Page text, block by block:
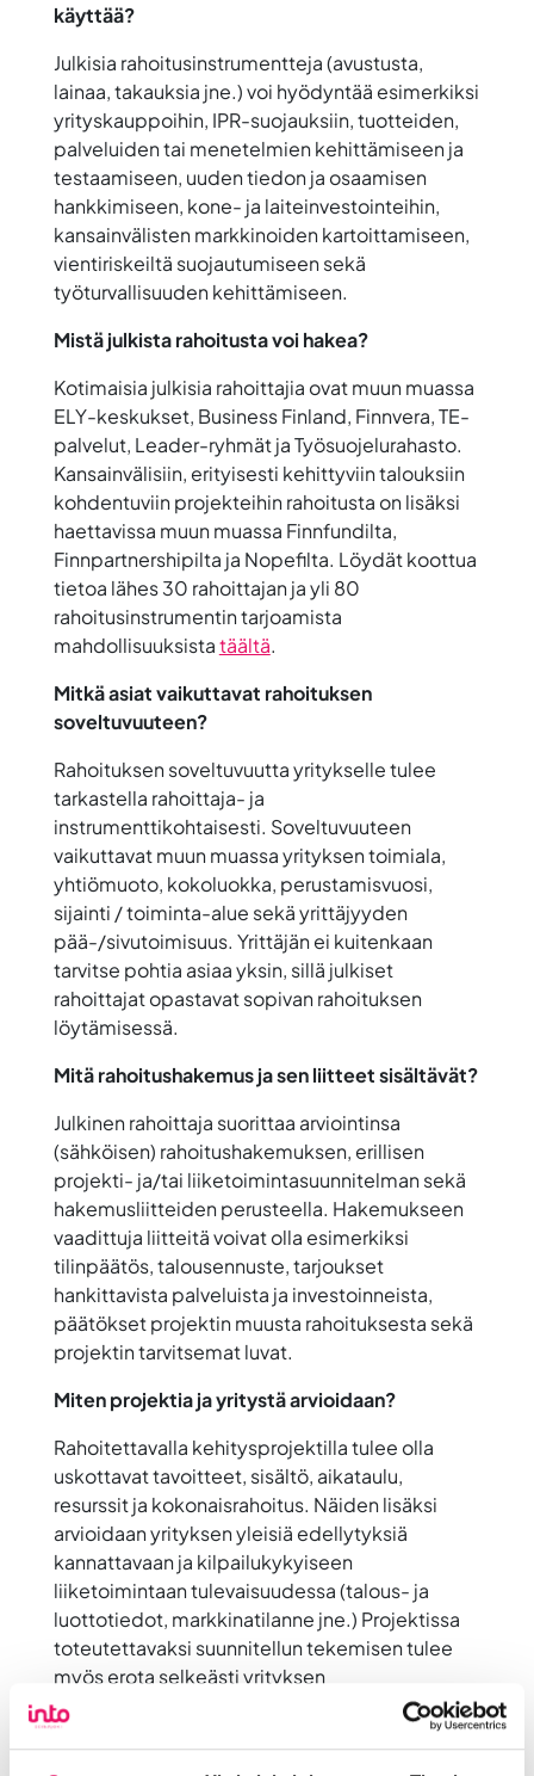
käyttää?
Julkisia rahoitusinstrumentteja (avustusta,
lainaa, takauksia jne.) voi hyödyntää esimerkiksi
yrityskauppoihin, IPR-suojauksiin, tuotteiden,
palveluiden tai menetelmien kehittämiseen ja
testaamiseen, uuden tiedon ja osaamisen
hankkimiseen, kone- ja laiteinvestointeihin,
kansainvälisten markkinoiden kartoittamiseen,
vientiriskeiltä suojautumiseen sekä
työturvallisuuden kehittämiseen.
Mistä julkista rahoitusta voi hakea?
Kotimaisia julkisia rahoittajia ovat muun muassa
ELY-keskukset, Business Finland, Finnvera, TE-
palvelut, Leader-ryhmät ja Työsuojelurahasto.
Kansainvälisiin, erityisesti kehittyviin talouksiin
kohdentuviin projekteihin rahoitusta on lisäksi
haettavissa muun muassa Finnfundilta,
Finnpartnershipilta ja Nopefilta. Löydät koottua
tietoa lähes 30 rahoittajan ja yli 80
rahoitusinstrumentin tarjoamista
mahdollisuuksistatäältä.
Mitkä asiat vaikuttavat rahoituksen
soveltuvuuteen?
Rahoituksen soveltuvuutta yritykselle tulee
tarkastella rahoittaja- ja
instrumenttikohtaisesti. Soveltuvuuteen
vaikuttavat muun muassa yrityksen toimiala,
yhtiömuoto, kokoluokka, perustamisvuosi,
sijainti / toiminta-alue sekä yrittäjyyden
pää-/sivutoimisuus. Yrittäjän ei kuitenkaan
tarvitse pohtia asiaa yksin, sillä julkiset
rahoittajat opastavat sopivan rahoituksen
löytämisessä.
Mitä rahoitushakemus ja sen liitteet sisältävät?
Julkinen rahoittaja suorittaa arviointinsa
(sähköisen) rahoitushakemuksen, erillisen
projekti- ja/tai liiketoimintasuunnitelman sekä
hakemusliitteiden perusteella. Hakemukseen
vaadittuja liitteitä voivat olla esimerkiksi
tilinpäätös, talousennuste, tarjoukset
hankittavista palveluista ja investoinneista,
päätökset projektin muusta rahoituksesta sekä
projektin tarvitsemat luvat.
Miten projektia ja yritystä arvioidaan?
Rahoitettavalla kehitysprojektilla tulee olla
uskottavat tavoitteet, sisältö, aikataulu,
resurssit ja kokonaisrahoitus. Näiden lisäksi
arvioidaan yrityksen yleisiä edellytyksiä
kannattavaan ja kilpailukykyiseen
liiketoimintaan tulevaisuudessa (talous- ja
luottotiedot, markkinatilanne jne.) Projektissa
toteutettavaksi suunnitellun tekemisen tulee
myös erota selkeästi yrityksen
perustoiminnasta.
Miten rahoituksen hakemiseen voi